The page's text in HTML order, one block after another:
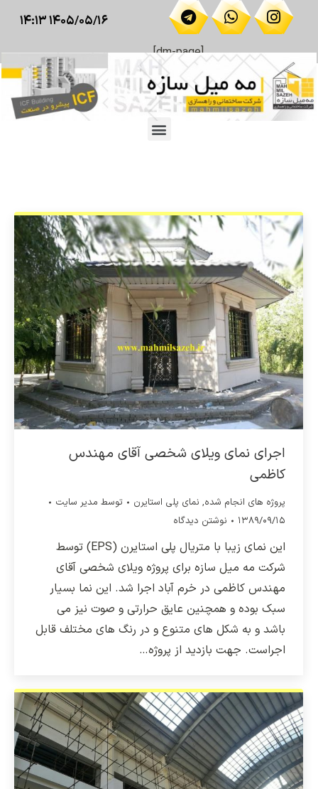
۱۴۰۵/۰۵/۱۶ ۱۴:۱۳
[dm-page]
اجرای نمای ویلای شخصی آقای مهندس
کاظمی
پروژه های انجام شده, نمای پلی استایرن توسط مدیر سایت
۱۳۸۹/۰۹/۱۵
نوشتن دیدگاه
این نمای زیبا با متریال پلی استایرن (EPS) توسط
شرکت مه میل سازه برای پروژه ویلای شخصی آقای
مهندس کاظمی در خرم آباد اجرا شد. این نما بسیار
سبک بوده و همچنین عایق حرارتی و صوت نیز می
باشد و به شکل های متنوع و در رنگ های مختلف قابل
اجراست. جهت بازدید از پروژه…